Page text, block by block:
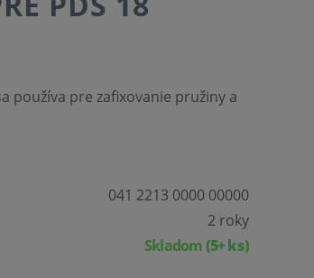
používa pre zafixovanie pružiny a
041 2213 0000 00000
2 roky
Skladom(5+ ks)